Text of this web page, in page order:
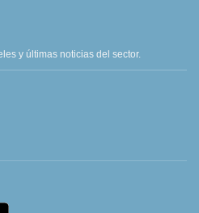
y últimas noticias del sector.